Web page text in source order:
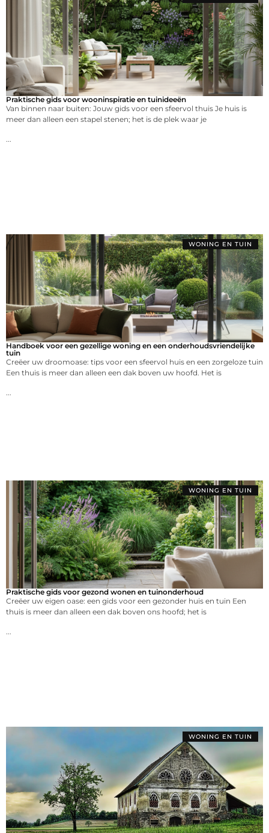
Praktische gids voor wooninspiratie en tuinideeën
Van binnen naar buiten: Jouw gids voor een sfeervol thuis Je huis is
meer dan alleen een stapel stenen; het is de plek waar je
WONING EN TUIN
Handboek voor een gezellige woning en een onderhoudsvriendelijke
tuin
Creëer uw droomoase: tips voor een sfeervol huis en een zorgeloze tuin
Een thuis is meer dan alleen een dak boven uw hoofd. Het is
WONING EN TUIN
Praktische gids voor gezond wonen en tuinonderhoud
Creëer uw eigen oase: een gids voor een gezonder huis en tuin Een
thuis is meer dan alleen een dak boven ons hoofd; het is
WONING EN TUIN